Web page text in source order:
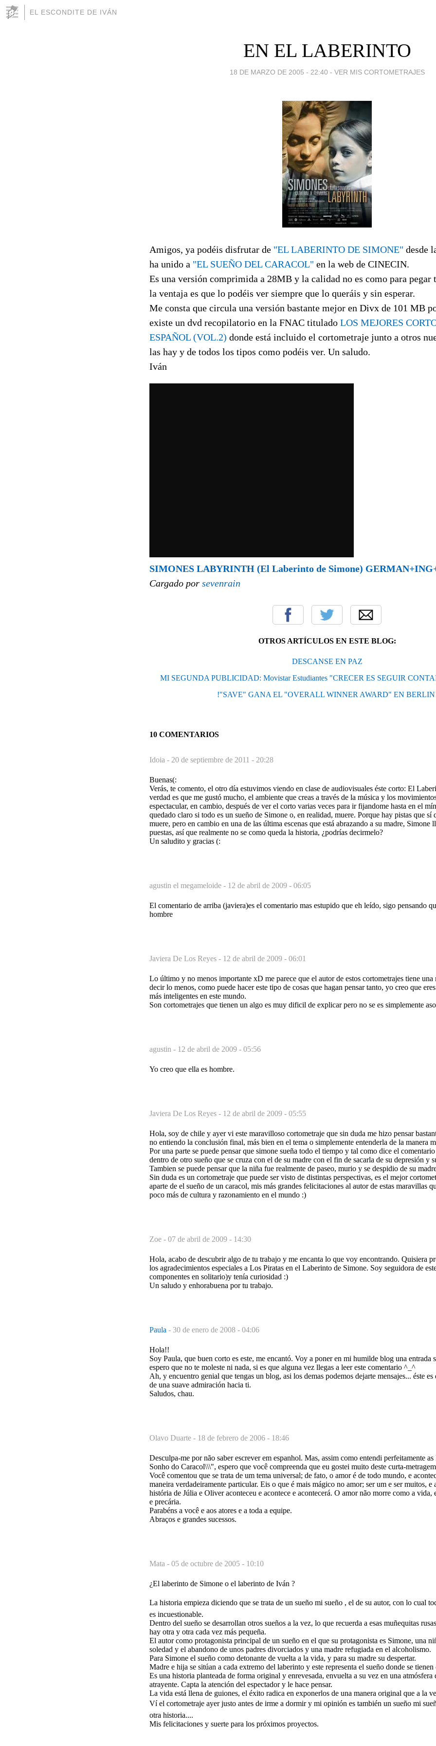
EL ESCONDITE DE IVÁN
EN EL LABERINTO
18 DE MARZO DE 2005 - 22:40 - VER MIS CORTOMETRAJES
Amigos, ya podéis disfrutar de "EL LABERINTO DE SIMONE" desde
ha unido a "EL SUEÑO DEL CARACOL" en la web de CINECIN.
Es una versión comprimida a 28MB y la calidad no es como para pegar
la ventaja es que lo podéis ver siempre que lo queráis y sin esperar.
Me consta que circula una versión bastante mejor en Divx de 101 MB
existe un dvd recopilatorio en la FNAC titulado LOS MEJORES
ESPAÑOL (VOL.2) donde está incluido el cortometraje junto a otros
las hay y de todos los tipos como podéis ver. Un saludo.
Iván
SIMONES LABYRINTH (El Laberinto de Simone)
Cargado por sevenrain
OTROS ARTÍCULOS EN ESTE BLOG:
DESCANSE EN PAZ
MI SEGUNDA PUBLICIDAD: Movistar Estudiantes "CRECER ES SEGUIR
!"SAVE" GANA EL "OVERALL WINNER AWARD" EN
10 COMENTARIOS
Idoia - 20 de septiembre de 2011 - 20:28
Buenas(:
Verás, te comento, el otro día estuvimos viendo en clase de audiovisuales éste corto: El
verdad es que me gustó mucho, el ambiente que creas a través de la música y los
espectacular, en cambio, después de ver el corto varias veces para ir fijandome hasta en el
quedado claro si todo es un sueño de Simone o, en realidad, muere. Porque hay pistas que sí
muere, pero en cambio en una de las última escenas que está abrazando a su madre, Simone
puestas, así que realmente no se como queda la historia, ¿podrías decirmelo?
Un saludito y gracias (:
agustin el megameloide - 12 de abril de 2009 - 06:05
El comentario de arriba (javiera)es el comentario mas estupido que eh leído, sigo pensando
hombre
Javiera De Los Reyes - 12 de abril de 2009 - 06:01
Lo último y no menos importante xD me parece que el autor de estos cortometrajes tiene
decir lo menos, como puede hacer este tipo de cosas que hagan pensar tanto, yo creo que
más inteligentes en este mundo.
Son cortometrajes que tienen un algo es muy dificil de explicar pero no se es simplemente
agustin - 12 de abril de 2009 - 05:56
Yo creo que ella es hombre.
Javiera De Los Reyes - 12 de abril de 2009 - 05:55
Hola, soy de chile y ayer vi este maravilloso cortometraje que sin duda me hizo pensar
no entiendo la conclusión final, más bien en el tema o simplemente entenderla de la manera
Por una parte se puede pensar que simone sueña todo el tiempo y tal como dice el
dentro de otro sueño que se cruza con el de su madre con el fin de sacarla de su depresión y
Tambien se puede pensar que la niña fue realmente de paseo, murio y se despidio de su
Sin duda es un cortometraje que puede ser visto de distintas perspectivas, es el mejor
aparte de el sueño de un caracol, mis más grandes felicitaciones al autor de estas maravillas
poco más de cultura y razonamiento en el mundo :)
Zoe - 07 de abril de 2009 - 14:30
Hola, acabo de descubrir algo de tu trabajo y me encanta lo que voy encontrando. Quisiera
los agradecimientos especiales a Los Piratas en el Laberinto de Simone. Soy seguidora de
componentes en solitario)y tenía curiosidad :)
Un saludo y enhorabuena por tu trabajo.
Paula - 30 de enero de 2008 - 04:06
Hola!!
Soy Paula, que buen corto es este, me encantó. Voy a poner en mi humilde blog una entrada
espero que no te moleste ni nada, si es que alguna vez llegas a leer este comentario ^_^
Ah, y encuentro genial que tengas un blog, asi los demas podemos dejarte mensajes... éste
de una suave admiración hacia ti.
Saludos, chau.
Olavo Duarte - 18 de febrero de 2006 - 18:46
Desculpa-me por não saber escrever em espanhol. Mas, assim como entendi perfeitamente
Sonho do Caracol\\\", espero que você compreenda que eu gostei muito deste curta-
Você comentou que se trata de um tema universal; de fato, o amor é de todo mundo, e
maneira verdadeiramente particular. Eis o que é mais mágico no amor; ser um e ser muitos, e
história de Júlia e Oliver aconteceu e acontece e acontecerá. O amor não morre como a vida,
e precária.
Parabéns a você e aos atores e a toda a equipe.
Abraços e grandes sucessos.
Mata - 05 de octubre de 2005 - 10:10
¿El laberinto de Simone o el laberinto de Iván ?
La historia empieza diciendo que se trata de un sueño mi sueño , el de su autor, con lo cual
es incuestionable.
Dentro del sueño se desarrollan otros sueños a la vez, lo que recuerda a esas muñequitas
hay otra y otra cada vez más pequeña.
El autor como protagonista principal de un sueño en el que su protagonista es Simone, una
soledad y el abandono de unos padres divorciados y una madre refugiada en el alcoholismo.
Para Simone el sueño como detonante de vuelta a la vida, y para su madre su despertar.
Madre e hija se sitúan a cada extremo del laberinto y este representa el sueño donde se tienen
Es una historia planteada de forma original y enrevesada, envuelta a su vez en una atmósfera
atrayente. Capta la atención del espectador y le hace pensar.
La vida está llena de guiones, el éxito radica en exponerlos de una manera original que a la
Ví el cortometraje ayer justo antes de irme a dormir y mi opinión es también un sueño mi
otra historia....
Mis felicitaciones y suerte para los próximos proyectos.